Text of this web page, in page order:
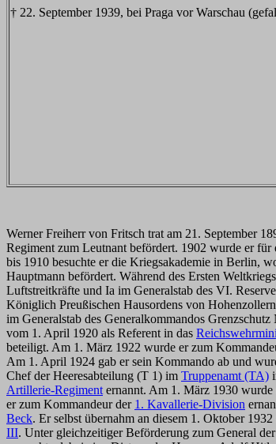
† 22. September 1939, bei Praga vor Warschau
Werner Freiherr von Fritsch trat am 21. September
Regiment zum Leutnant befördert. 1902 wurde er
bis 1910 besuchte er die Kriegsakademie in Berlin,
Hauptmann befördert. Während des Ersten
Luftstreitkräfte und Ia im Generalstab des VI.
Königlich Preußischen Hausordens von
im Generalstab des Generalkommandos
vom 1. April 1920 als Referent in das
beteiligt. Am 1. März 1922 wurde er zum
Am 1. April 1924 gab er sein Kommando ab und
Chef der Heeresabteilung (T 1) im Truppenamt (TA)
Artillerie-Regiment ernannt. Am 1. März 1930 wurde
er zum Kommandeur der 1. Kavallerie-Division
Beck. Er selbst übernahm an diesem 1. Oktober
III. Unter gleichzeitiger Beförderung zum General